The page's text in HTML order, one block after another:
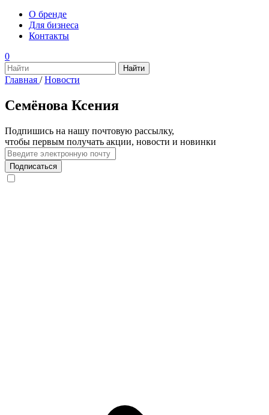
О бренде
Для бизнеса
Контакты
0
Главная / Новости
Семёнова Ксения
Подпишись на нашу почтовую рассылку,
чтобы первым получать акции, новости и новинки
Подписаться